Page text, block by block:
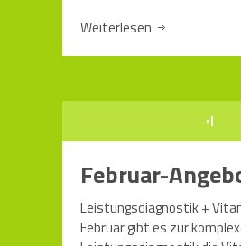
Weiterlesen
Februar-
Leistungsdiagnostik +
Februar gibt es zur